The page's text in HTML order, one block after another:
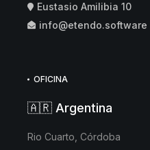
Eustasio Amilibia 10
info@etendo.software
OFICINA
🇦🇷 Argentina
Rio Cuarto, Córdoba